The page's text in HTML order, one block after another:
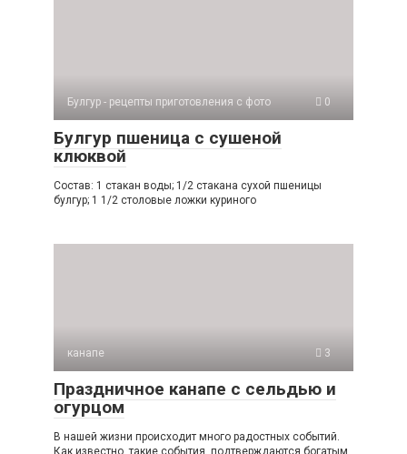
Булгур - рецепты приготовления с фото 0
Булгур пшеница с сушеной
клюквой
Состав: 1 стакан воды; 1/2 стакана сухой пшеницы
булгур; 1 1/2 столовые ложки куриного
канапе 3
Праздничное канапе с сельдью и
огурцом
В нашей жизни происходит много радостных событий.
Как известно, такие события, подтверждаются богатым